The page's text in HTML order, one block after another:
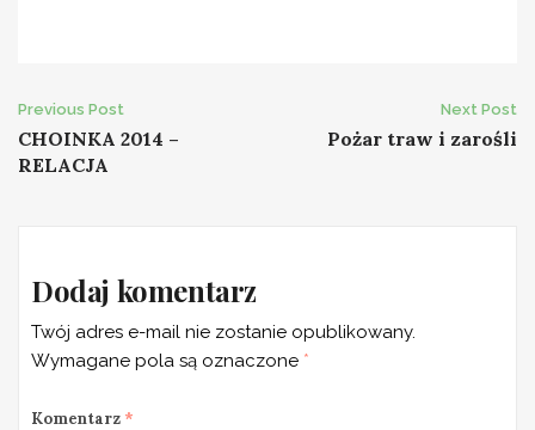
Post
navigation
Previous Post
CHOINKA 2014 –
RELACJA
Next Post
Pożar traw i zarośli
Dodaj komentarz
Twój adres e-mail nie zostanie opublikowany.
Wymagane pola są oznaczone *
Komentarz *